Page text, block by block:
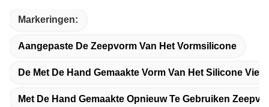
Markeringen:
Aangepaste De Zeepvorm Van Het Vormsilicone
De Met De Hand Gemaakte Vorm Van Het Silicone
Met De Hand Gemaakte Opnieuw Te Gebruiken